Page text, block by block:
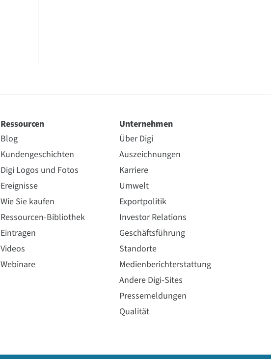
Ressourcen
Blog
Kundengeschichten
Digi Logos und Fotos
Ereignisse
Wie Sie kaufen
Ressourcen-Bibliothek
Eintragen
Videos
Webinare
Unternehmen
Über Digi
Auszeichnungen
Karriere
Umwelt
Exportpolitik
Investor Relations
Geschäftsführung
Standorte
Medienberichterstattung
Andere Digi-Sites
Pressemeldungen
Qualität